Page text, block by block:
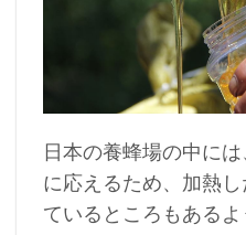
日本の養蜂場の中に
に応えるため、加熱
ているところもあるよ